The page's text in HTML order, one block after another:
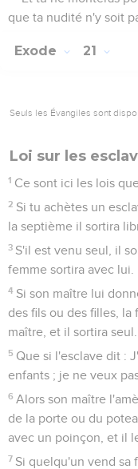
que ta nudité n'y soit
Exode 21
Seuls les Évangiles sont
Loi sur les
1 Ce sont ici les lois
2 Si tu achètes un
la septième il sortira
3 S'il est venu seul, il
femme sortira avec lui.
4 Si son maître lui
des fils ou des filles, la
maître, et il sortira seul.
5 Que si l'esclave dit :
enfants ; je ne veux
6 Alors son maître
de la porte ou du
avec un poinçon, et il
7 Si quelqu'un vend sa